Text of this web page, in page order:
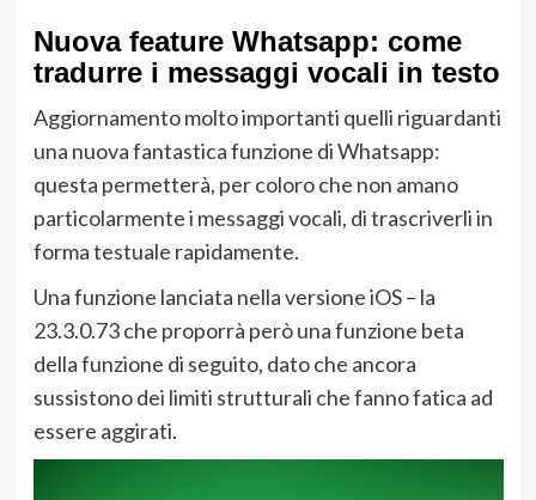
Nuova feature Whatsapp: come
tradurre i messaggi vocali in testo
Aggiornamento molto importanti quelli riguardanti
una nuova fantastica funzione di Whatsapp:
questa permetterà, per coloro che non amano
particolarmente i messaggi vocali, di trascriverli in
forma testuale rapidamente.
Una funzione lanciata nella versione iOS – la
23.3.0.73 che proporrà però una funzione beta
della funzione di seguito, dato che ancora
sussistono dei limiti strutturali che fanno fatica ad
essere aggirati.